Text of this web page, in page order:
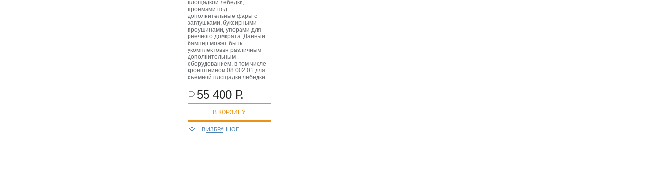
площадкой лебёдки,
проёмами под
дополнительные фары с
заглушками, буксирными
проушинами, упорами для
реечного домкрата. Данный
бампер может быть
укомплектован различным
дополнительным
оборудованием, в том числе
кронштейном 08.002.01 для
съёмной площадки лебёдки.
55 400 Р.
В КОРЗИНУ
В ИЗБРАННОЕ